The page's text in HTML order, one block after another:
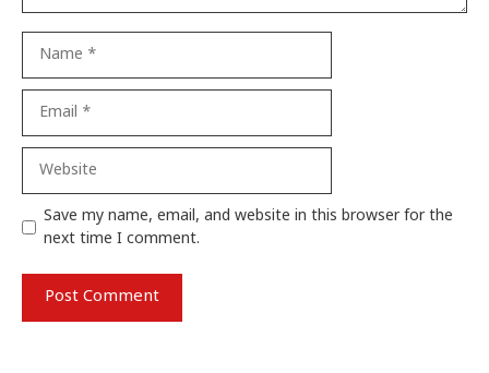
Save my name, email, and website in this browser for the
next time I comment.